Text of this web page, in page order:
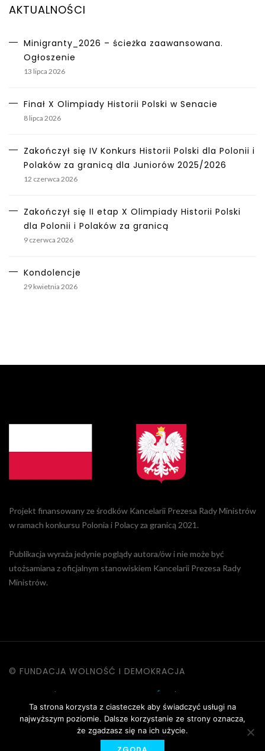
AKTUALNOŚCI
Minigranty_2026 – ścieżka zaawansowana.
Ogłoszenie
13 lipca 2026
Finał X Olimpiady Historii Polski w Senacie
8 lipca 2026
Zakończył się IV Konkurs Historii Polski dla Polonii i
Polaków za granicą dla Juniorów 2025/2026
12 czerwca 2026
Zakończył się II etap X Olimpiady Historii Polski
dla Polonii i Polaków za granicą
9 czerwca 2026
Kondolencje
29 kwietnia 2026
Projekt finansowany ze środków Kancelarii Prezesa Rady Ministrów
w ramach konkursu Polonia i Polacy za granicą 2021.
Publikacja wyraża jedynie poglądy autora/ów i nie może być
utożsamiana z oficjalnym stanowiskiem Kancelarii Prezesa Rady
Ministrów.
© FUNDACJA WOLNOŚĆ I DEMOKRACJA
| POLITYKA PRYWATNOŚCI |
REGULAMIN STRONY
Ta strona korzysta z ciasteczek aby świadczyć usługi na
najwyższym poziomie. Dalsze korzystanie ze strony oznacza,
że zgadzasz się na ich użycie.